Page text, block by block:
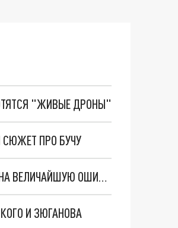
"ЖИВЫЕ ДРОНЫ"
ПРО БУЧУ
ПОЛКОВНИК МАКГРЕГОР СДЕЛАЛ СЕНСАЦИОННОЕ ЗАЯВЛЕНИЕ, УКАЗАВ НА ВЕЛИЧАЙШУЮ ОШИБКУ БАЙДЕНА НА УКРАИНЕ
И ЗЮГАНОВА